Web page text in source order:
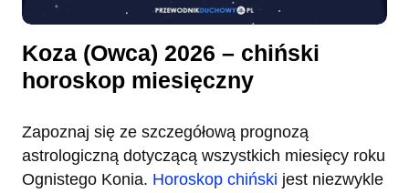
Koza (Owca) 2026 – chiński
horoskop miesięczny
Zapoznaj się ze szczegółową prognozą
astrologiczną dotyczącą wszystkich miesięcy roku
Ognistego Konia. Horoskop chiński jest niezwykle